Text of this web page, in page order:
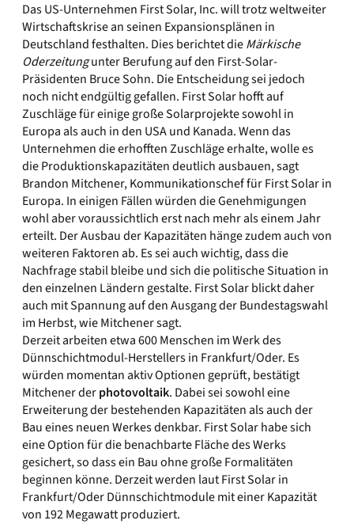
Das US-Unternehmen First Solar, Inc. will trotz weltweiter
Wirtschaftskrise an seinen Expansionsplänen in
Deutschland festhalten. Dies berichtet dieMärkische
Oderzeitungunter Berufung auf den First-Solar-
Präsidenten Bruce Sohn. Die Entscheidung sei jedoch
noch nicht endgültig gefallen. First Solar hofft auf
Zuschläge für einige große Solarprojekte sowohl in
Europa als auch in den USA und Kanada. Wenn das
Unternehmen die erhofften Zuschläge erhalte, wolle es
die Produktionskapazitäten deutlich ausbauen, sagt
Brandon Mitchener, Kommunikationschef für First Solar in
Europa. In einigen Fällen würden die Genehmigungen
wohl aber voraussichtlich erst nach mehr als einem Jahr
erteilt. Der Ausbau der Kapazitäten hänge zudem auch von
weiteren Faktoren ab. Es sei auch wichtig, dass die
Nachfrage stabil bleibe und sich die politische Situation in
den einzelnen Ländern gestalte. First Solar blickt daher
auch mit Spannung auf den Ausgang der Bundestagswahl
im Herbst, wie Mitchener sagt.
Derzeit arbeiten etwa 600 Menschen im Werk des
Dünnschichtmodul-Herstellers in Frankfurt/Oder. Es
würden momentan aktiv Optionen geprüft, bestätigt
Mitchener derphotovoltaik. Dabei sei sowohl eine
Erweiterung der bestehenden Kapazitäten als auch der
Bau eines neuen Werkes denkbar. First Solar habe sich
eine Option für die benachbarte Fläche des Werks
gesichert, so dass ein Bau ohne große Formalitäten
beginnen könne. Derzeit werden laut First Solar in
Frankfurt/Oder Dünnschichtmodule mit einer Kapazität
von 192 Megawatt produziert.